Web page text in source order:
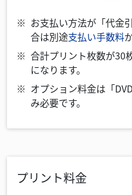
お支払い方法が「代金
合は別途支払い手数料
合計プリント枚数が30
になります。
オプション料金は「
み必要です。
プリント料金